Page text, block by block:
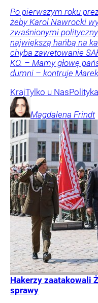
Po pierwszym roku
żeby Karol Nawrocki
zwaśnionymi
największą hańbą na
chyba zawetowanie
KO. – Mamy głowę
dumni – kontruje
KrajTylko u NasPolityka
Magdalena Frindt
Hakerzy zaatakowali
sprawy